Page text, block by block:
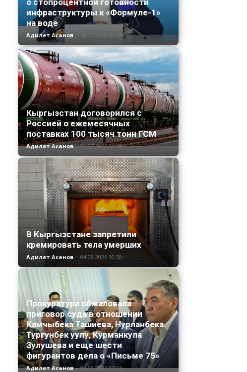
о стопроцентной готовности
инфраструктуры к «Формуле-1»
на воде
Адилет Асанов - 30.07.2026 10:49
Кыргызстан договорился с
Россией о ежемесячных
поставках 100 тысяч тонн ГСМ
Адилет Асанов - 31.07.2026 14:09
В Кыргызстане запретили
кремировать тела умерших
Адилет Асанов - 04.08.2026 10:30
Прокуратура обжаловала
приговор суда в отношении
Камчыбека Ташиева, Нурланбека
Тургунбек уулу, Курманкула
Зулушева и еще шести
фигурантов дела о «Письме 75»
Адилет Асанов - 03.08.2026 17:16